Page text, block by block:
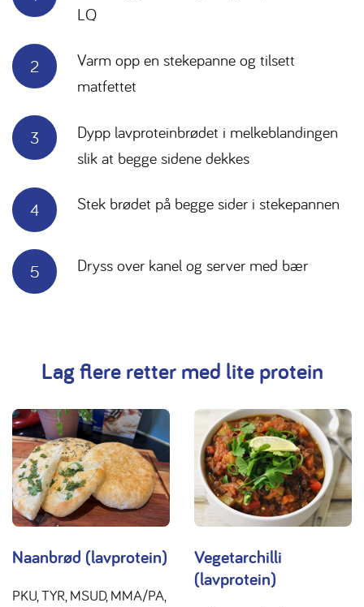
LQ
Varm opp en stekepanne og tilsett
matfettet
Dypp lavproteinbrødet i melkeblandingen
slik at begge sidene dekkes
Stek brødet på begge sider i stekepannen
Dryss over kanel og server med bær
Lag flere retter med lite protein
Naanbrød (lavprotein)
PKU, TYR, MSUD, MMA/PA,
Vegetarchilli
(lavprotein)